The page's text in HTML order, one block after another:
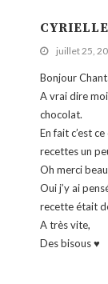
CYRIELLE
juillet 25,
Bonjour
A vrai dire
chocolat.
En fait c’est
recettes un
Oh merci
Oui j’y ai
recette était
A très vite,
Des bisous ♥